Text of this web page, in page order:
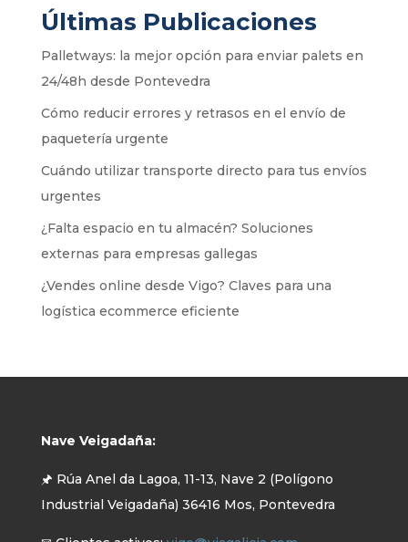
Últimas Publicaciones
Palletways: la mejor opción para enviar palets en
24/48h desde Pontevedra
Cómo reducir errores y retrasos en el envío de
paquetería urgente
Cuándo utilizar transporte directo para tus envíos
urgentes
¿Falta espacio en tu almacén? Soluciones
externas para empresas gallegas
¿Vendes online desde Vigo? Claves para una
logística ecommerce eficiente
Nave Veigadaña:
🖈 Rúa Anel da Lagoa, 11-13, Nave 2 (Polígono
Industrial Veigadaña) 36416 Mos, Pontevedra